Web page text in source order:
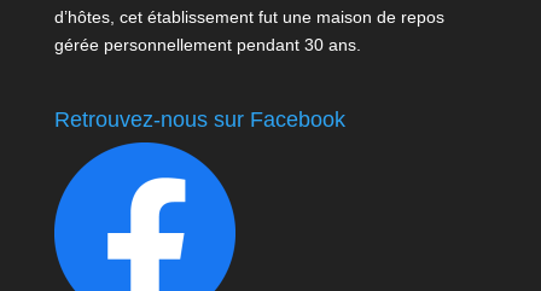
d’hôtes, cet établissement fut une maison de repos
gérée personnellement pendant 30 ans.
Retrouvez-nous sur Facebook